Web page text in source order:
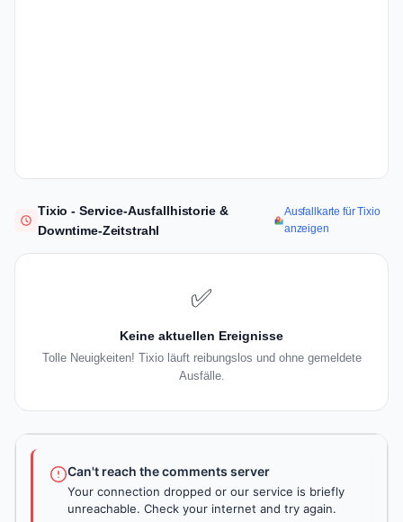
Tixio - Service-Ausfallhistorie &
Downtime-Zeitstrahl
Ausfallkarte für Tixio
anzeigen
✅
Keine aktuellen Ereignisse
Tolle Neuigkeiten! Tixio läuft reibungslos und ohne gemeldete
Ausfälle.
Can't reach the comments server
Your connection dropped or our service is briefly
unreachable. Check your internet and try again.